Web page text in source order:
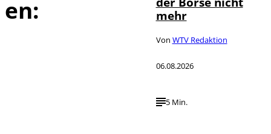
en:
mehr
Von WTV Redaktion
06.08.2026
5 Min.